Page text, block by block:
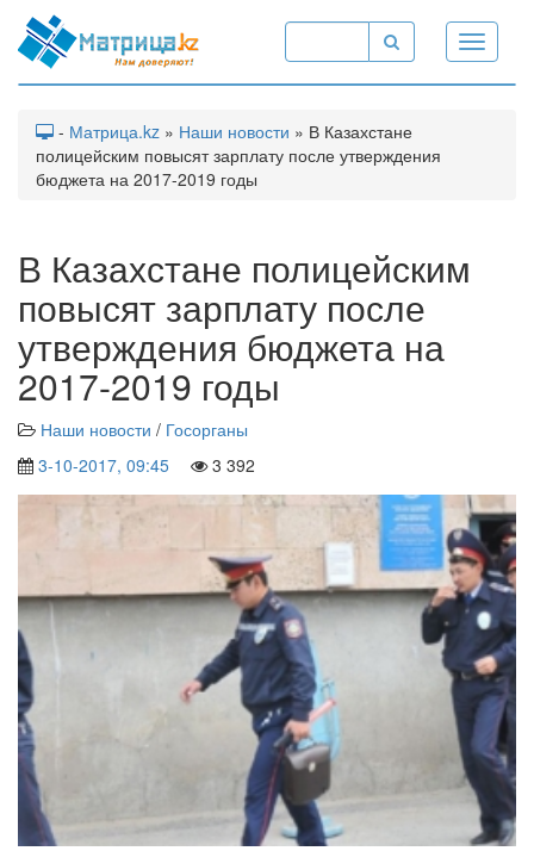
Toggle
- Матрица.kz » Наши новости » В Казахстане
полицейским повысят зарплату после утверждения
бюджета на 2017-2019 годы
В Казахстане полицейским
повысят зарплату после
утверждения бюджета на
2017-2019 годы
Наши новости / Госорганы
3-10-2017, 09:45
3 392